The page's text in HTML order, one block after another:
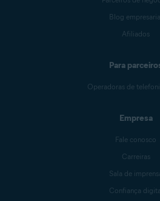
Blog
Afiliados
Para
Operadoras de
Empresa
Fale conosco
Carreiras
Sala de
Confiança